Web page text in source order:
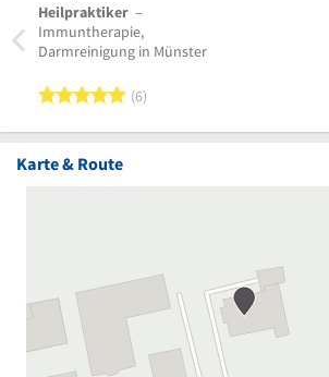
Heilpraktiker –
Immuntherapie,
Darmreinigung in Münster
5 von 5 Sternen
6
Karte & Route